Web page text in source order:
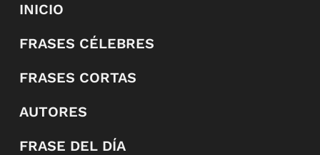
INICIO
FRASES CÉLEBRES
FRASES CORTAS
AUTORES
FRASE DEL DÍA